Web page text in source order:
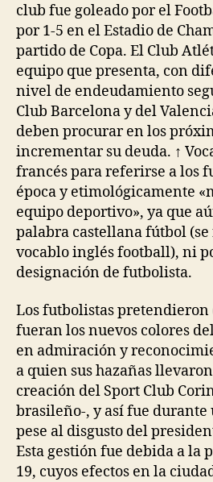
club fue goleado por el
por 1-5 en el Estadio de
partido de Copa. El Club
equipo que presenta, con
nivel de endeudamiento
Club Barcelona y del
deben procurar en los
incrementar su deuda. ↑
francés para referirse a los
época y etimológicamente
equipo deportivo», ya que
palabra castellana fútbol
vocablo inglés football), ni
designación de futbolista.
Los futbolistas pretendieron
fueran los nuevos colores
en admiración y
a quien sus hazañas
creación del Sport Club
brasileño-, y así fue durante
pese al disgusto del
Esta gestión fue debida a la
19, cuyos efectos en la